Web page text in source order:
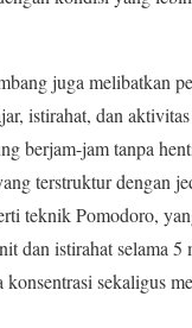
juga melibatkan
istirahat, dan
berjam-jam tanpa
terstruktur dengan
teknik Pomodoro,
dan istirahat selama 5
sekaligus